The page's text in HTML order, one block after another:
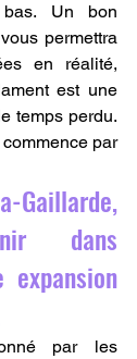
Un bon
permettra
en réalité,
est une
temps perdu.
par
Gaillarde,
dans
expansion
par les